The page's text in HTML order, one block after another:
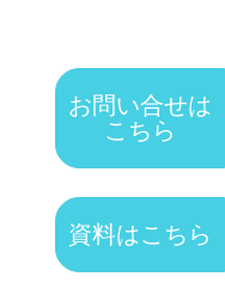
お問い合せは
こちら
資料はこちら